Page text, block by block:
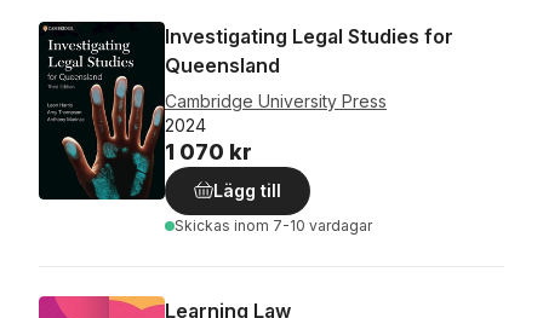
Investigating Legal Studies for
Queensland
Cambridge University Press
2024
1 070 kr
Lägg till
Skickas inom 7-10 vardagar
Learning Law